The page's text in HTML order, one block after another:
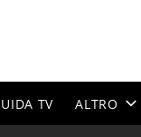
TV ALTRO